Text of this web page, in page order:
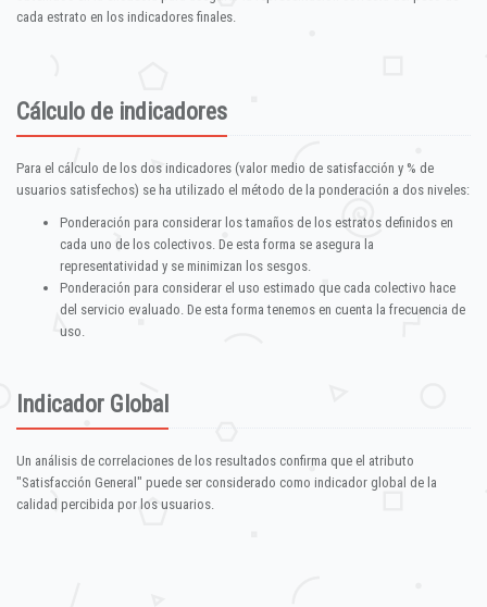
cada estrato en los indicadores finales.
Cálculo de indicadores
Para el cálculo de los dos indicadores (valor medio de satisfacción y % de
usuarios satisfechos) se ha utilizado el método de la ponderación a dos niveles:
Ponderación para considerar los tamaños de los estratos definidos en
cada uno de los colectivos. De esta forma se asegura la
representatividad y se minimizan los sesgos.
Ponderación para considerar el uso estimado que cada colectivo hace
del servicio evaluado. De esta forma tenemos en cuenta la frecuencia de
uso.
Indicador Global
Un análisis de correlaciones de los resultados confirma que el atributo
"Satisfacción General" puede ser considerado como indicador global de la
calidad percibida por los usuarios.